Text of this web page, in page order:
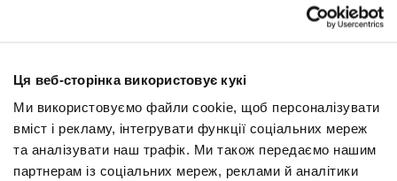
Ця веб-сторінка використовує кукі
Ми використовуємо файли cookie, щоб персоналізувати
вміст і рекламу, інтегрувати функції соціальних мереж
та аналізувати наш трафік. Ми також передаємо нашим
партнерам із соціальних мереж, реклами й аналітики
Понеділок
09:00 - 21:00
Вівторок
09:00 - 21:00
Середа
09:00 - 21:00